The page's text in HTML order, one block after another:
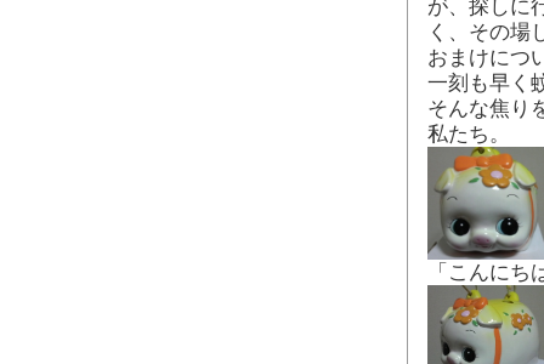
が、探しに
く、その場
おまけにつ
一刻も早く
そんな焦り
私たち。
「こんにち